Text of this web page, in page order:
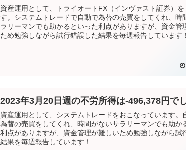
資産運用として、トライオートFX（インヴァスト証券）を
す。システムトレードで自動で為替の売買をしてくれ、時
ラリーマンでも助かるといった利点がありますが、資金管
ため勉強しながら試行錯誤した結果を毎週報告しています！
2023年3月20日週の不労所得は-496,378円で
資産運用として、システムトレードをおこなっています。
為替の売買をしてくれ、時間がないサラリーマンでも助か
利点がありますが、資金管理が難しいため勉強しながら試
結果を毎週報告しています！